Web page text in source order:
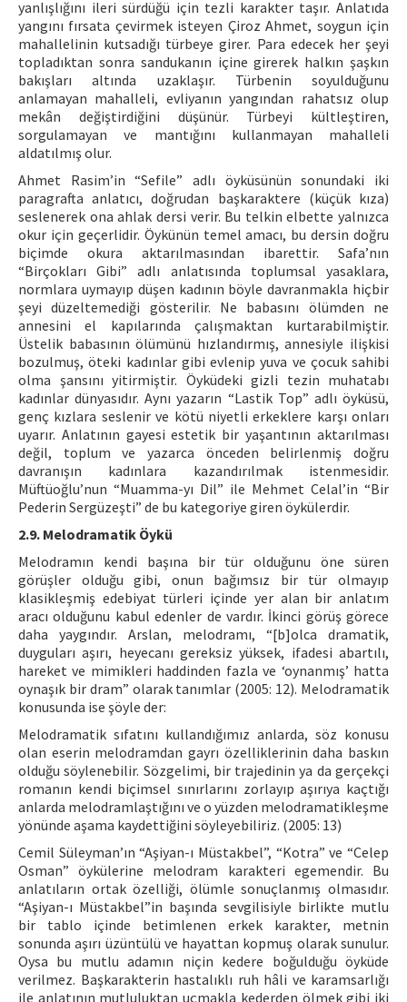
yanlışlığını ileri sürdüğü için tezli karakter taşır. Anlatıda
yangını fırsata çevirmek isteyen Çiroz Ahmet, soygun için
mahallelinin kutsadığı türbeye girer. Para edecek her şeyi
topladıktan sonra sandukanın içine girerek halkın şaşkın
bakışları altında uzaklaşır. Türbenin soyulduğunu
anlamayan mahalleli, evliyanın yangından rahatsız olup
mekân değiştirdiğini düşünür. Türbeyi kültleştiren,
sorgulamayan ve mantığını kullanmayan mahalleli
aldatılmış olur.
Ahmet Rasim’in “Sefile” adlı öyküsünün sonundaki iki
paragrafta anlatıcı, doğrudan başkaraktere (küçük kıza)
seslenerek ona ahlak dersi verir. Bu telkin elbette yalnızca
okur için geçerlidir. Öykünün temel amacı, bu dersin doğru
biçimde okura aktarılmasından ibarettir. Safa’nın
“Birçokları Gibi” adlı anlatısında toplumsal yasaklara,
normlara uymayıp düşen kadının böyle davranmakla hiçbir
şeyi düzeltemediği gösterilir. Ne babasını ölümden ne
annesini el kapılarında çalışmaktan kurtarabilmiştir.
Üstelik babasının ölümünü hızlandırmış, annesiyle ilişkisi
bozulmuş, öteki kadınlar gibi evlenip yuva ve çocuk sahibi
olma şansını yitirmiştir. Öyküdeki gizli tezin muhatabı
kadınlar dünyasıdır. Aynı yazarın “Lastik Top” adlı öyküsü,
genç kızlara seslenir ve kötü niyetli erkeklere karşı onları
uyarır. Anlatının gayesi estetik bir yaşantının aktarılması
değil, toplum ve yazarca önceden belirlenmiş doğru
davranışın kadınlara kazandırılmak istenmesidir.
Müftüoğlu’nun “Muamma-yı Dil” ile Mehmet Celal’in “Bir
Pederin Sergüzeşti” de bu kategoriye giren öykülerdir.
2.9. Melodramatik Öykü
Melodramın kendi başına bir tür olduğunu öne süren
görüşler olduğu gibi, onun bağımsız bir tür olmayıp
klasikleşmiş edebiyat türleri içinde yer alan bir anlatım
aracı olduğunu kabul edenler de vardır. İkinci görüş görece
daha yaygındır. Arslan, melodramı, “[b]olca dramatik,
duyguları aşırı, heyecanı gereksiz yüksek, ifadesi abartılı,
hareket ve mimikleri haddinden fazla ve ‘oynanmış’ hatta
oynaşık bir dram” olarak tanımlar (2005: 12). Melodramatik
konusunda ise şöyle der:
Melodramatik sıfatını kullandığımız anlarda, söz konusu
olan eserin melodramdan gayrı özelliklerinin daha baskın
olduğu söylenebilir. Sözgelimi, bir trajedinin ya da gerçekçi
romanın kendi biçimsel sınırlarını zorlayıp aşırıya kaçtığı
anlarda melodramlaştığını ve o yüzden melodramatikleşme
yönünde aşama kaydettiğini söyleyebiliriz. (2005: 13)
Cemil Süleyman’ın “Aşiyan-ı Müstakbel”, “Kotra” ve “Celep
Osman” öykülerine melodram karakteri egemendir. Bu
anlatıların ortak özelliği, ölümle sonuçlanmış olmasıdır.
“Aşiyan-ı Müstakbel”in başında sevgilisiyle birlikte mutlu
bir tablo içinde betimlenen erkek karakter, metnin
sonunda aşırı üzüntülü ve hayattan kopmuş olarak sunulur.
Oysa bu mutlu adamın niçin kedere boğulduğu öyküde
verilmez. Başkarakterin hastalıklı ruh hâli ve karamsarlığı
ile anlatının mutluluktan uçmakla kederden ölmek gibi iki